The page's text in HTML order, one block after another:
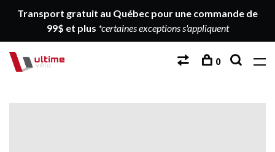
Transport gratuit au Québec pour une commande de
99$ et plus *certaines exceptions s'appliquent
0